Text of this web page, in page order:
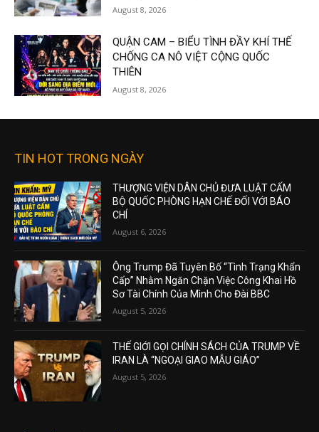
August 8, 2026
QUẬN CAM – BIỂU TÌNH ĐẦY KHÍ THẾ
CHỐNG CA NÔ VIỆT CỘNG QUỐC
THIÊN
August 8, 2026
TIN HOT TRONG NGÀY
THƯỢNG VIỆN DÂN CHỦ ĐƯA LUẬT CẤM
BỘ QUỐC PHÒNG HẠN CHẾ ĐỐI VỚI BÁO
CHÍ
August 6, 2026
Ông Trump Đã Tuyên Bố “Tình Trạng Khẩn
Cấp” Nhằm Ngăn Chặn Việc Công Khai Hồ
Sơ Tài Chính Của Mình Cho Đài BBC
August 5, 2026
THẾ GIỚI GỌI CHÍNH SÁCH CỦA TRUMP VỀ
IRAN LÀ “NGOẠI GIAO MẪU GIÁO”
August 5, 2026